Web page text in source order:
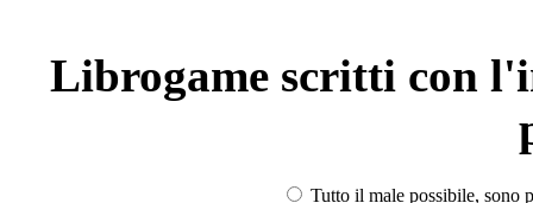
Librogame scritti con
Tutto il male possibile, sono